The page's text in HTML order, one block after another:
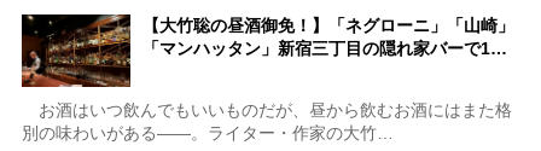
【大竹聡の昼酒御免！】「ネグローニ」「山崎」
「マンハッタン」新宿三丁目の隠れ家バーで1…
お酒はいつ飲んでもいいものだが、昼から飲むお酒にはまた格
別の味わいがある――。ライター・作家の大竹…